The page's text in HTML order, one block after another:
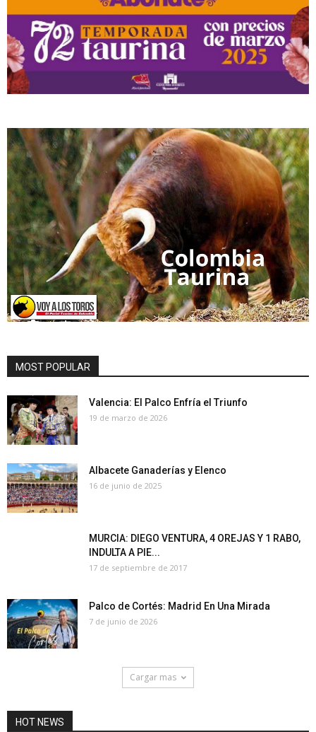
MOST POPULAR
Valencia: El Palco Enfría el Triunfo
19 de marzo de 2026
Albacete Ganaderías y Elenco
16 de junio de 2025
MURCIA: DIEGO VENTURA, 4 OREJAS Y 1 RABO,
INDULTA A PIE...
17 de septiembre de 2017
Palco de Cortés: Madrid En Una Mirada
7 de junio de 2026
Cargar mas
HOT NEWS